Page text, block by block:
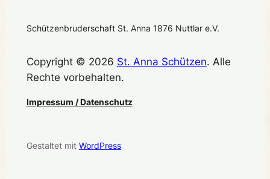
Schützenbruderschaft St. Anna 1876 Nuttlar e.V.
Copyright © 2026 St. Anna Schützen. Alle
Rechte vorbehalten.
Impressum / Datenschutz
Gestaltet mit WordPress